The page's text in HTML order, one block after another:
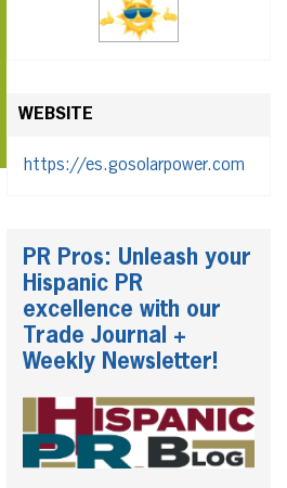
WEBSITE
https://es.gosolarpower.com
PR Pros: Unleash your
Hispanic PR
excellence with our
Trade Journal +
Weekly Newsletter!